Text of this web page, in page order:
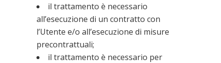
il trattamento è necessario
all’esecuzione di un contratto con
l’Utente e/o all’esecuzione di misure
precontrattuali;
il trattamento è necessario per